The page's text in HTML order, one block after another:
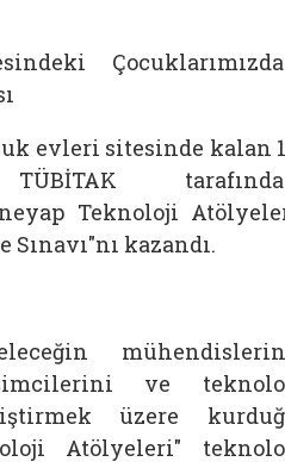
evleri sitesinde kalan
Teknoloji
Sınavı"nı kazandı.
ve
üzere
Atölyeleri"